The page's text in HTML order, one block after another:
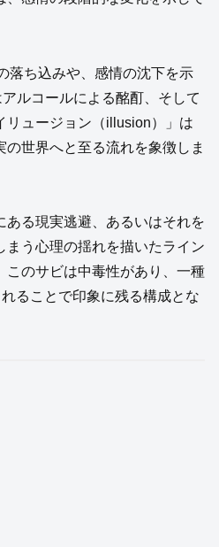
落ち込みや、感情の沈下を示
ルコールによる酩酊、そして
リュージョン（illusion）」は
世界へと至る流れを象徴しま
ある現実逃避、あるいはそれを
まう心理の揺れを描いたライン
このサビは中毒性があり、一種
ることで印象に残る構成とな